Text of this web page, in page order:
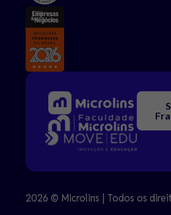
2026 © Microlins | Todos os